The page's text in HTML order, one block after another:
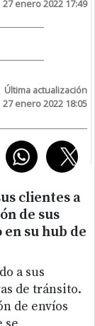
27 enero 2022 17:49
Última actualización
27 enero 2022 18:05
clientes a
de sus
su hub de
a sus
de tránsito.
de envíos